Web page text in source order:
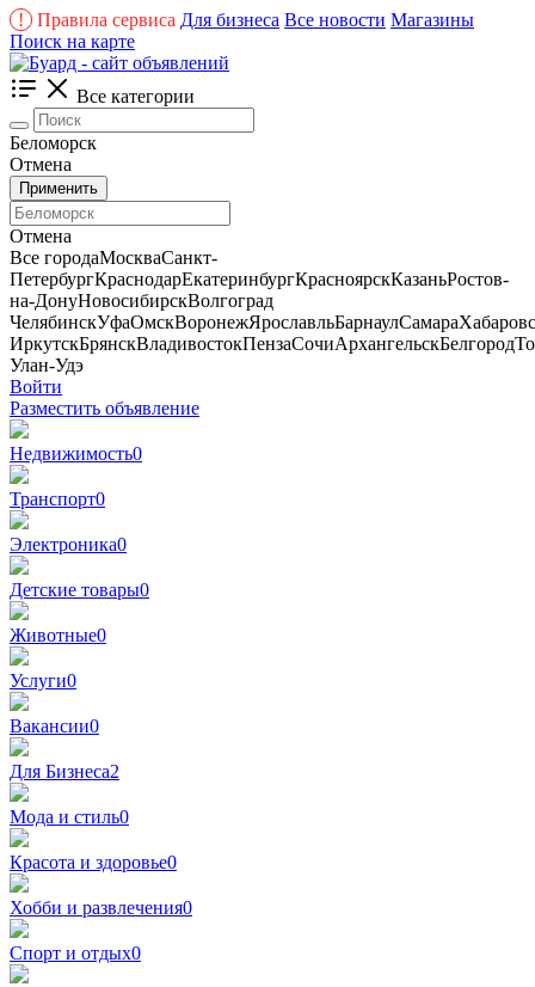
! Правила сервиса Для бизнеса Все новости Магазины
Поиск на карте
Все категории
Беломорск
Отмена
Применить
Отмена
Все городаМоскваСанкт-
ПетербургКраснодарЕкатеринбургКрасноярскКазаньРостов-
на-ДонуНовосибирскВолгоград
ЧелябинскУфаОмскВоронежЯрославльБарнаулСамара
ИркутскБрянскВладивостокПензаСочиАрхангельскБелгород
Улан-Удэ
Войти
Разместить объявление
Недвижимость0
Транспорт0
Электроника0
Детские товары0
Животные0
Услуги0
Вакансии0
Для Бизнеса2
Мода и стиль0
Красота и здоровье0
Хобби и развлечения0
Спорт и отдых0